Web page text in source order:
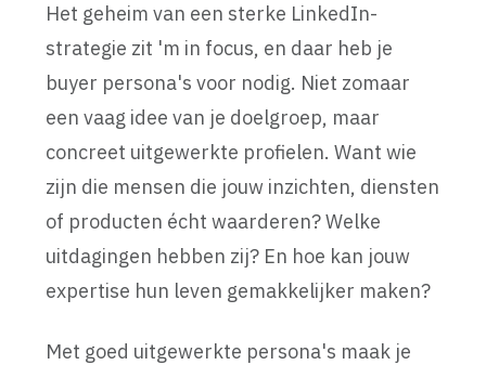
Het geheim van een sterke LinkedIn-
strategie zit 'm in focus, en daar heb je
buyer persona's voor nodig. Niet zomaar
een vaag idee van je doelgroep, maar
concreet uitgewerkte profielen. Want wie
zijn die mensen die jouw inzichten, diensten
of producten écht waarderen? Welke
uitdagingen hebben zij? En hoe kan jouw
expertise hun leven gemakkelijker maken?
Met goed uitgewerkte persona's maak je